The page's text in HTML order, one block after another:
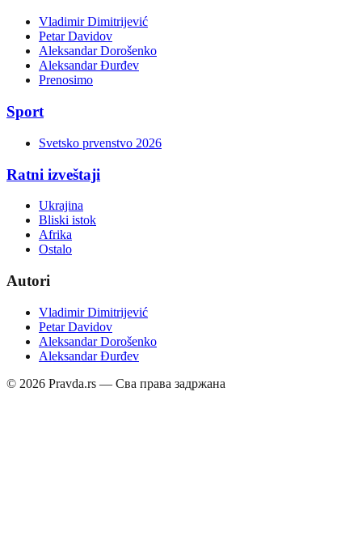
Vladimir Dimitrijević
Petar Davidov
Aleksandar Dorošenko
Aleksandar Đurđev
Prenosimo
Sport
Svetsko prvenstvo 2026
Ratni izveštaji
Ukrajina
Bliski istok
Afrika
Ostalo
Autori
Vladimir Dimitrijević
Petar Davidov
Aleksandar Dorošenko
Aleksandar Đurđev
© 2026 Pravda.rs — Сва права задржана